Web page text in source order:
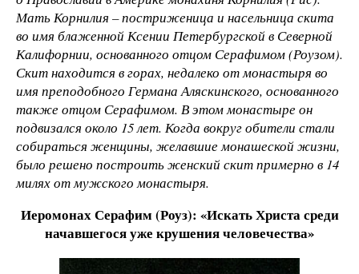
Мать Корнилия – постриженица и насельница скита
во имя блаженной Ксении Петербургской в Северной
Калифорнии, основанного отцом Серафимом (Роузом).
Скит находится в горах, недалеко от монастыря во
имя преподобного Германа Аляскинского, основанного
также отцом Серафимом. В этом монастыре он
подвизался около 15 лет. Когда вокруг обители стали
собираться женщины, желавшие монашеской жизни,
было решено построить женский скит примерно в 14
милях от мужского монастыря.
Иеромонах Серафим (Роуз): «Искать Христа среди
начавшегося уже крушения человечества»